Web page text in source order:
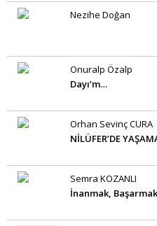
Nezihe Doğan
Onuralp Özalp
Dayı’m…
Orhan Sevinç CURA
NİLÜFER’DE
Semra KOZANLI
İnanmak,